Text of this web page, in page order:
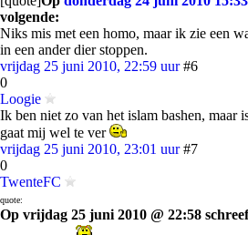
volgende:
Niks mis met een homo, maar ik zie een
in een ander dier stoppen.
vrijdag 25 juni 2010, 22:59 uur #6
0
Loogie
Ik ben niet zo van het islam bashen, maar
gaat mij wel te ver
vrijdag 25 juni 2010, 23:01 uur #7
0
TwenteFC
quote:
Op vrijdag 25 juni 2010 @ 22:58